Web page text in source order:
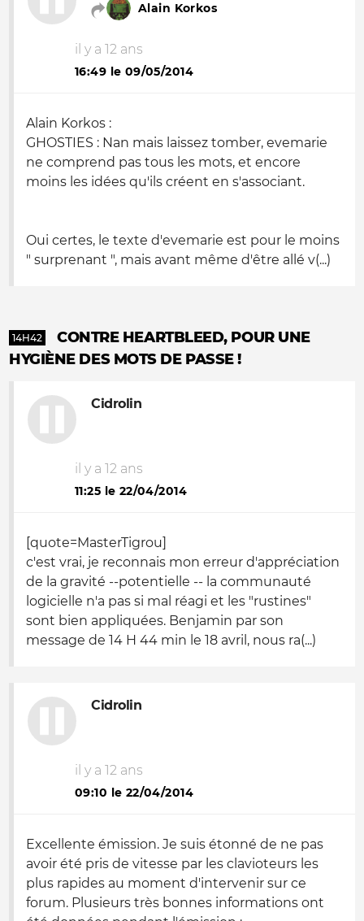
Alain Korkos
il y a 12 ans
16:49 le 09/05/2014
Alain Korkos :
GHOSTIES : Nan mais laissez tomber, evemarie
ne comprend pas tous les mots, et encore
moins les idées qu'ils créent en s'associant.
Oui certes, le texte d'evemarie est pour le moins
" surprenant ", mais avant même d'être allé v(...)
14H42
CONTRE HEARTBLEED, POUR UNE
HYGIÈNE DES MOTS DE PASSE !
Cidrolin
il y a 12 ans
11:25 le 22/04/2014
[quote=MasterTigrou]
c'est vrai, je reconnais mon erreur d'appréciation
de la gravité --potentielle -- la communauté
logicielle n'a pas si mal réagi et les "rustines"
sont bien appliquées. Benjamin par son
message de 14 H 44 min le 18 avril, nous ra(...)
Cidrolin
il y a 12 ans
09:10 le 22/04/2014
Excellente émission. Je suis étonné de ne pas
avoir été pris de vitesse par les clavioteurs les
plus rapides au moment d'intervenir sur ce
forum. Plusieurs très bonnes informations ont